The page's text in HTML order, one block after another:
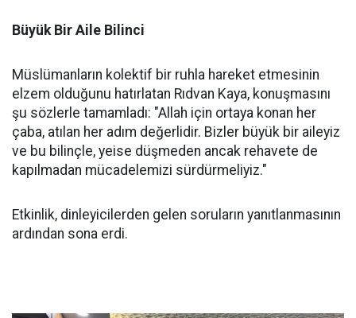
Büyük Bir Aile Bilinci
Müslümanların kolektif bir ruhla hareket etmesinin
elzem olduğunu hatırlatan Rıdvan Kaya, konuşmasını
şu sözlerle tamamladı: "Allah için ortaya konan her
çaba, atılan her adım değerlidir. Bizler büyük bir aileyiz
ve bu bilinçle, yeise düşmeden ancak rehavete de
kapılmadan mücadelemizi sürdürmeliyiz."
Etkinlik, dinleyicilerden gelen soruların yanıtlanmasının
ardından sona erdi.